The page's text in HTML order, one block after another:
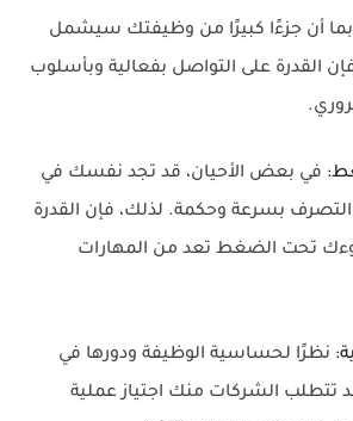
بما أن جزءًا كبيرًا من وظيفتك سيشمل
القدرة على التواصل بفعالية وبأسلوب
في بعض الأحيان، قد تجد نفسك في
بسرعة وحكمة. لذلك، فإن القدرة
تحت الضغط تعد من المهارات
نظرًا لحساسية الوظيفة ودورها في
تتطلب الشركات منك اجتياز عملية